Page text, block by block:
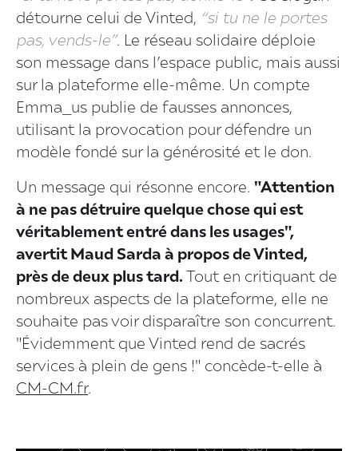
détourne celui de Vinted, “si tu ne le portes
pas, vends-le”. Le réseau solidaire déploie
son message dans l’espace public, mais aussi
sur la plateforme elle-même. Un compte
Emma_us publie de fausses annonces,
utilisant la provocation pour défendre un
modèle fondé sur la générosité et le don.
Un message qui résonne encore. "Attention
à ne pas détruire quelque chose qui est
véritablement entré dans les usages",
avertit Maud Sarda à propos de Vinted,
près de deux plus tard. Tout en critiquant de
nombreux aspects de la plateforme, elle ne
souhaite pas voir disparaître son concurrent.
"Évidemment que Vinted rend de sacrés
services à plein de gens !" concède-t-elle à
CM-CM.fr.